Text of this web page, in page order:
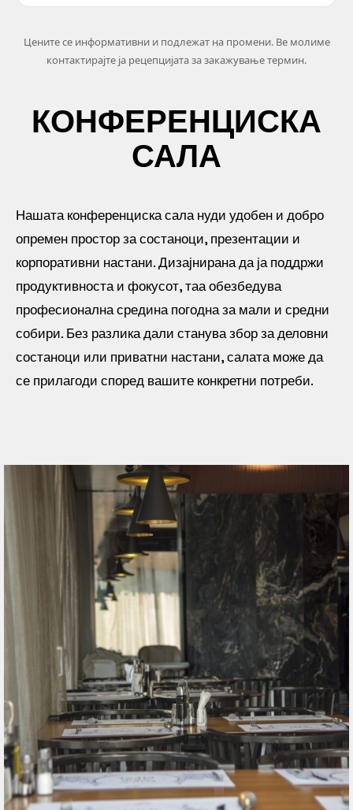
Цените се информативни и подлежат на промени. Ве молиме
контактирајте ја рецепцијата за закажување термин.
КОНФЕРЕНЦИСКА
САЛА
Нашата конференциска сала нуди удобен и добро
опремен простор за состаноци, презентации и
корпоративни настани. Дизајнирана да ја поддржи
продуктивноста и фокусот, таа обезбедува
професионална средина погодна за мали и средни
собири. Без разлика дали станува збор за деловни
состаноци или приватни настани, салата може да
се прилагоди според вашите конкретни потреби.